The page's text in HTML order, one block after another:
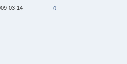
03-14
0